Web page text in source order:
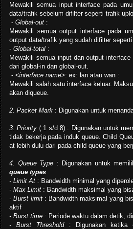
Mewakili semua input interface pada
data/trafik sebelum difilter seperti trafik
- Global-out :
Mewakili semua output interface pada
output data/trafik yang sudah difilter
- Global-total :
Mewakili semua input dan output
dari global-in dan
- <interface name>: ex: lan atau wan :
Mewakili salah satu interface keluar.
akan diqueue.
2. Packet Mark : Digunakan untuk
3. Priority ( 1 s/d 8) : Digunakan untuk
tidak bekerja pada induk queue. Child
at lebih dulu dari pada child queue yang
4. Queue Type : Digunakan untuk
queue types
- Limit At : Bandwidth minimal yang
- Max Limit : Bandwidth maksimal yang
- Burst limit : Bandwidth maksimal yang
aktif
- Burst time : Periode waktu dalam detik,
- Burst Threshold : Digunakan